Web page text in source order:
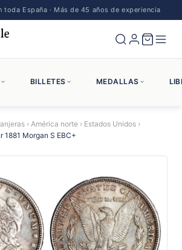
toda España · Más de 45 años de experiencia
BILLETES MEDALLAS
› América norte › Estados Unidos ›
1881 Morgan S EBC+